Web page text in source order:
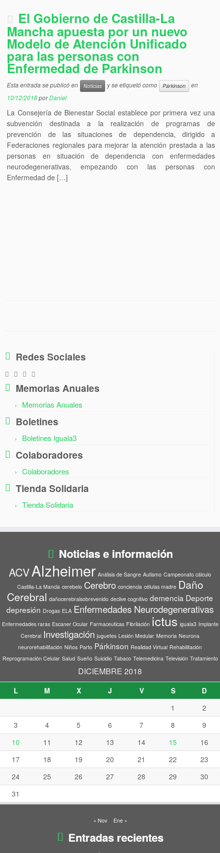
El Gobierno de Castilla-La
Mancha apuesta por un nuevo
Modelo de Atención Unificado
para las personas con
Enfermedad de Parkinson
Esta entrada se publicó en Noticias y se etiquetó como Párkinson
en
10/12/2018porDaniel
La Consejería de Bienestar Social establece por primera vez una
subvención destinada a la realización de programas de
prevención de las situaciones de dependencia, dirigido a
Federaciones regionales para mejorar la atención prestada a las
personas en situación de dependencia con enfermedades
neurodegenerativas, empezando con las personas con
Enfermedad de […]
Redes Sociales
Memorias Anuales
Memorias Anuales
Boletines
Boletines Iguala3
Colaboradores
Colaboradores
Tienda Solidaria
Tienda Solidaria
Noticias e información
ACVAlzheimer Análisis de Sangre Autismo Campeonato cálculo
Castilla-La Mancla cerebelo Cerebro conciencia células madre Daño
Cerebral dañocerebralsobrevenido declive cognitivo demencia Deporte
depresión Drogas ELA Enfermedades Neurodegenerativas
Enfermedades raras Escaner Ocular Farmaceuticas Fibrilación ictus iguala3 Implante
Cerebral Investigación juguetes Lesión Medular Memoria Neurona
neurorehabilitación Niños Parto Párkinson Realidad Virtual Rehabilitación
Reprogramación Celular Salud Sueño Suicidio Tabaco Telemedicina Televisión Tratamiento
DICIEMBRE 2018
L M X J V S
D
1
2
3
4 5 6 7 8
9
10
11 12 13 14 15
16
17
18 19 20 21 22
23
24
25 26 27 28 29
30
31
« Nov Ene »
Entradas recientes